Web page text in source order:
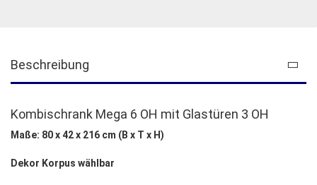
Beschreibung
Kombischrank Mega 6 OH mit Glastüren 3 OH
Maße: 80 x 42 x 216 cm (B x T x H)
Dekor Korpus wählbar